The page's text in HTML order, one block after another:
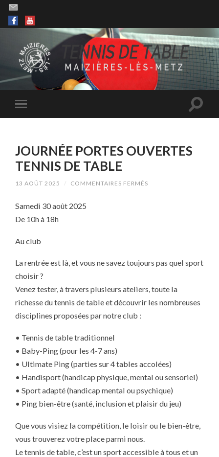
JOURNÉE PORTES OUVERTES
TENNIS DE TABLE
13 AOÛT 2025 / COMMENTAIRES FERMÉS
Samedi 30 août 2025
De 10h à 18h
Au club
La rentrée est là, et vous ne savez toujours pas quel sport
choisir ?
Venez tester, à travers plusieurs ateliers, toute la
richesse du tennis de table et découvrir les nombreuses
disciplines proposées par notre club :
• Tennis de table traditionnel
• Baby-Ping (pour les 4-7 ans)
• Ultimate Ping (parties sur 4 tables accolées)
• Handisport (handicap physique, mental ou sensoriel)
• Sport adapté (handicap mental ou psychique)
• Ping bien-être (santé, inclusion et plaisir du jeu)
Que vous visiez la compétition, le loisir ou le bien-être,
vous trouverez votre place parmi nous.
Le tennis de table, c’est un sport accessible à tous et un